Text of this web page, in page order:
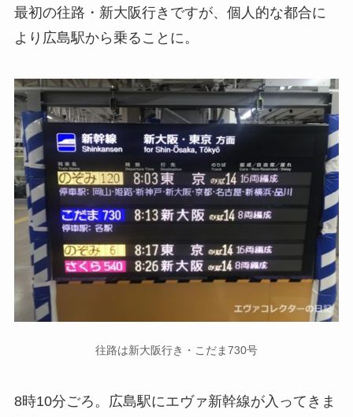
最初の往路・新大阪行きですが、個人的な都合に
より広島駅から乗ることに。
往路は新大阪行き・こだま730号
8時10分ごろ。広島駅にエヴァ新幹線が入ってきま